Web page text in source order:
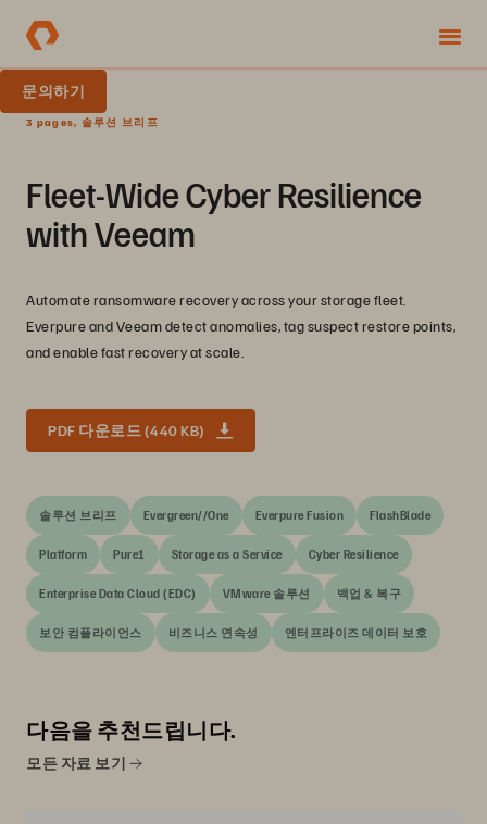
문의하기
3 pages, 솔루션 브리프
Fleet-Wide Cyber Resilience
with Veeam
Automate ransomware recovery across your storage fleet.
Everpure and Veeam detect anomalies, tag suspect restore points,
and enable fast recovery at scale.
PDF 다운로드 (440 KB)
솔루션 브리프 Evergreen//One Everpure Fusion FlashBlade
Platform Pure1 Storage as a Service Cyber Resilience
Enterprise Data Cloud (EDC) VMware 솔루션 백업 & 복구
보안 컴플라이언스 비즈니스 연속성 엔터프라이즈 데이터 보호
다음을 추천드립니다.
모든 자료 보기